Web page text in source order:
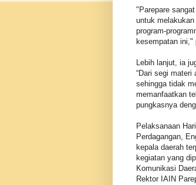
"Parepare
untuk
program-
kesempatan ini,"
Lebih lanjut, ia
“Dari segi
sehingga tidak
memanfaatkan
pungkasnya
Pelaksanaan
Perdagangan,
kepala daerah
kegiatan yang
Komunikasi
Rektor IAIN